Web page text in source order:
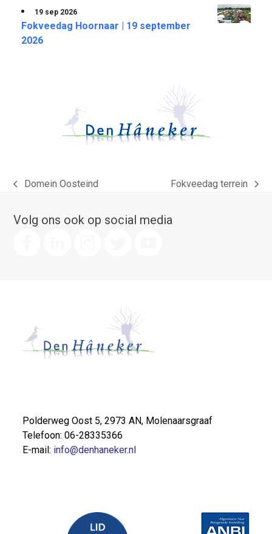
19 sep 2026
Fokveedag Hoornaar | 19 september
2026
previous
Domein Oosteind
next
Fokveedag terrein
Volg ons ook op social media
Polderweg Oost 5, 2973 AN, Molenaarsgraaf
Telefoon: 06-28335366
E-mail: info@denhaneker.nl